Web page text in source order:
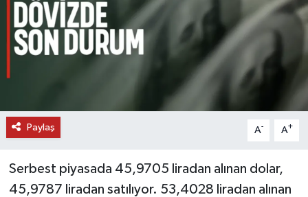
Paylaş A- A+
Serbest piyasada 45,9705 liradan alınan dolar,
45,9787 liradan satılıyor. 53,4028 liradan alınan
DÜNYA
EĞİTİM
RÖPORTAJ
VİDEO HABERLER